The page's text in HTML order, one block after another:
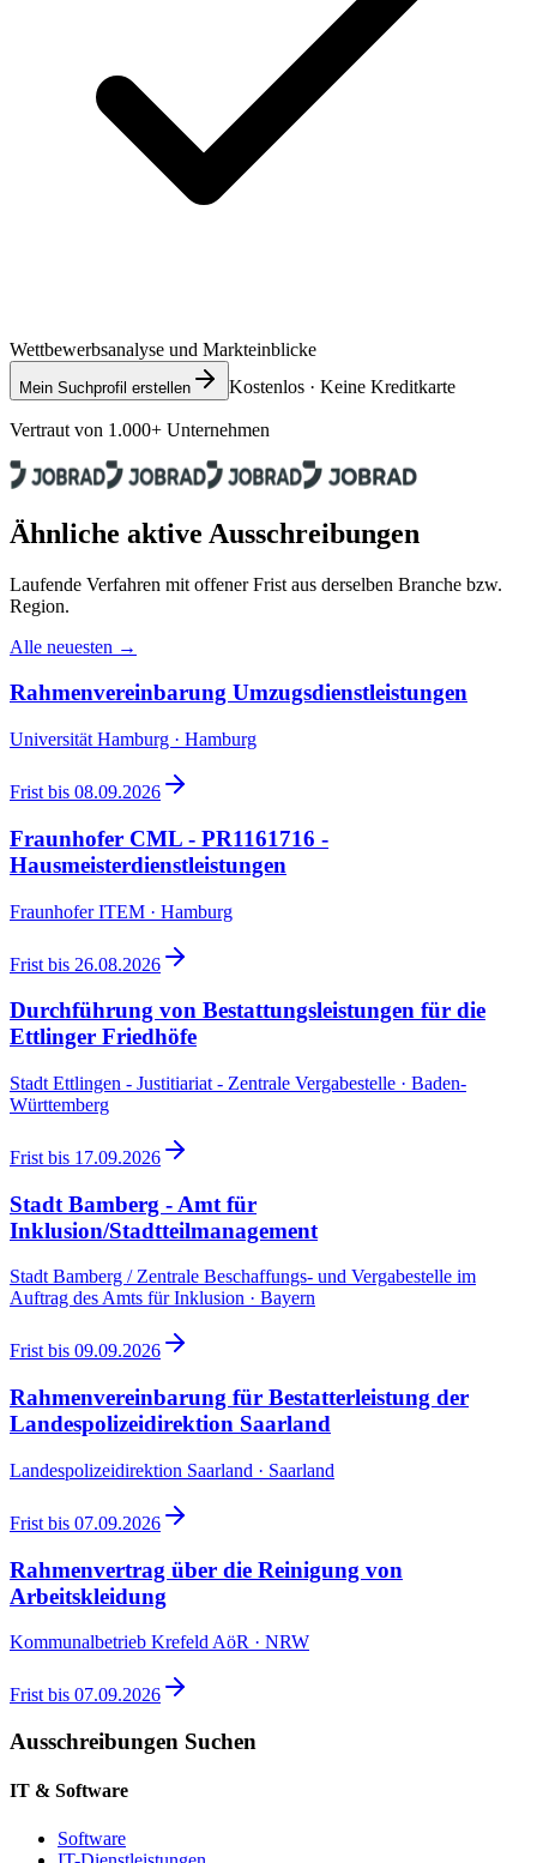
Wettbewerbsanalyse und Markteinblicke
Mein Suchprofil erstellen Kostenlos · Keine Kreditkarte
Vertraut von 1.000+ Unternehmen
Ähnliche aktive Ausschreibungen
Laufende Verfahren mit offener Frist aus derselben Branche bzw.
Region.
Alle neuesten →
Rahmenvereinbarung Umzugsdienstleistungen
Universität Hamburg · Hamburg
Frist bis 08.09.2026
Fraunhofer CML - PR1161716 -
Hausmeisterdienstleistungen
Fraunhofer ITEM · Hamburg
Frist bis 26.08.2026
Durchführung von Bestattungsleistungen für die
Ettlinger Friedhöfe
Stadt Ettlingen - Justitiariat - Zentrale Vergabestelle · Baden-
Württemberg
Frist bis 17.09.2026
Stadt Bamberg - Amt für
Inklusion/Stadtteilmanagement
Stadt Bamberg / Zentrale Beschaffungs- und Vergabestelle im
Auftrag des Amts für Inklusion · Bayern
Frist bis 09.09.2026
Rahmenvereinbarung für Bestatterleistung der
Landespolizeidirektion Saarland
Landespolizeidirektion Saarland · Saarland
Frist bis 07.09.2026
Rahmenvertrag über die Reinigung von
Arbeitskleidung
Kommunalbetrieb Krefeld AöR · NRW
Frist bis 07.09.2026
Ausschreibungen Suchen
IT & Software
Software